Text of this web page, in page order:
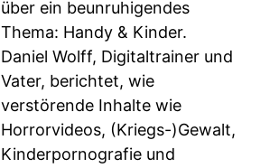
über ein beunruhigendes
Thema: Handy & Kinder.
Daniel Wolff, Digitaltrainer und
Vater, berichtet, wie
verstörende Inhalte wie
Horrorvideos, (Kriegs-)Gewalt,
Kinderpornografie und